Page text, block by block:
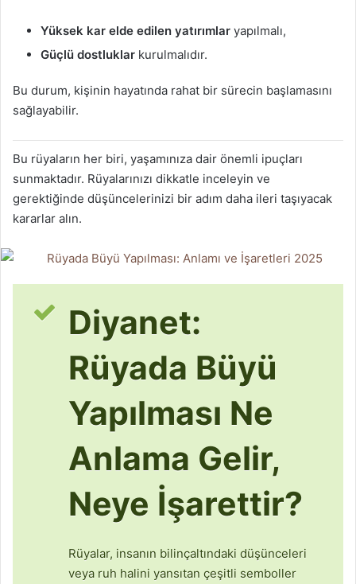
Yüksek kar elde edilen yatırımlar yapılmalı,
Güçlü dostluklar kurulmalıdır.
Bu durum, kişinin hayatında rahat bir sürecin başlamasını
sağlayabilir.
Bu rüyaların her biri, yaşamınıza dair önemli ipuçları
sunmaktadır. Rüyalarınızı dikkatle inceleyin ve
gerektiğinde düşüncelerinizi bir adım daha ileri taşıyacak
kararlar alın.
Diyanet:
Rüyada Büyü
Yapılması Ne
Anlama Gelir,
Neye İşarettir?
Rüyalar, insanın bilinçaltındaki düşünceleri
veya ruh halini yansıtan çeşitli semboller